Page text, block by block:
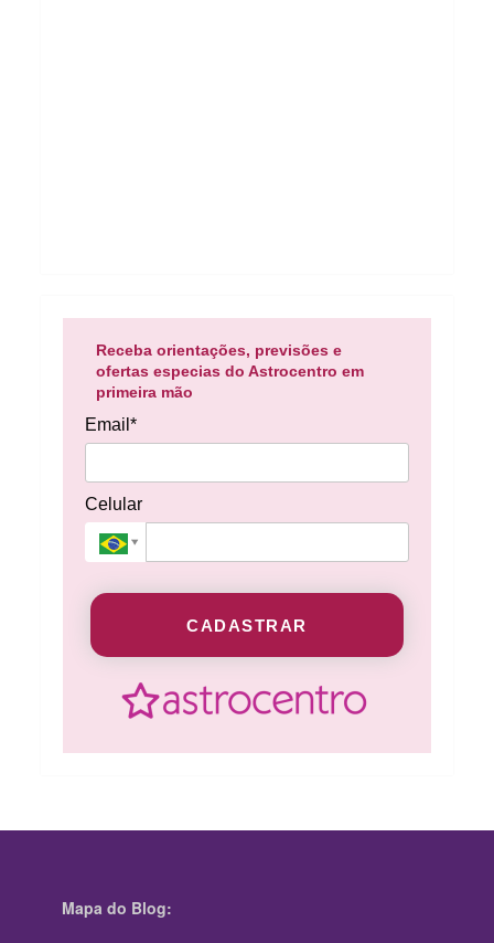
Receba orientações, previsões e
ofertas especias do Astrocentro em
primeira mão
Email*
Celular
CADASTRAR
Mapa do Blog: